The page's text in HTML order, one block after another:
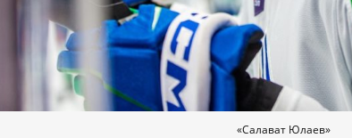
«Салават Юлаев»